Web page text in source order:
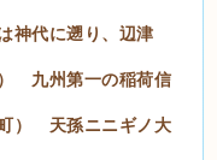
神代に遡り、辺津
九州第一の稲荷信
） 天孫ニニギノ大